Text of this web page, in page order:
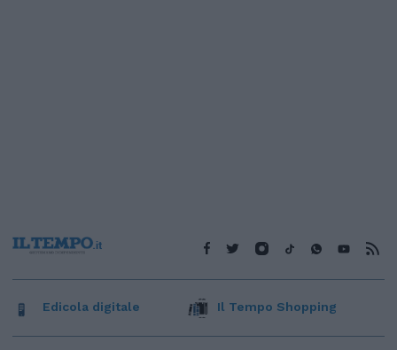
Edicola digitale Il Tempo Shopping